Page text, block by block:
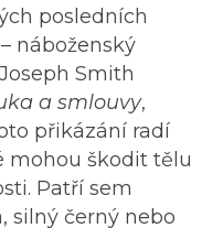
posledních
– náboženský
Smith
a smlouvy,
přikázání radí
mohou škodit tělu
Patří sem
silný černý nebo